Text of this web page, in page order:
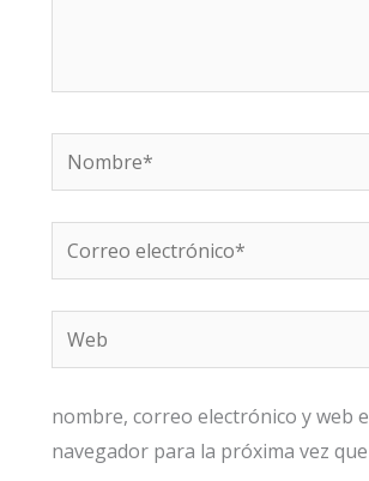
Nombre*
Correo
electrónico*
Web
nombre, correo electrónico y web
navegador para la próxima vez